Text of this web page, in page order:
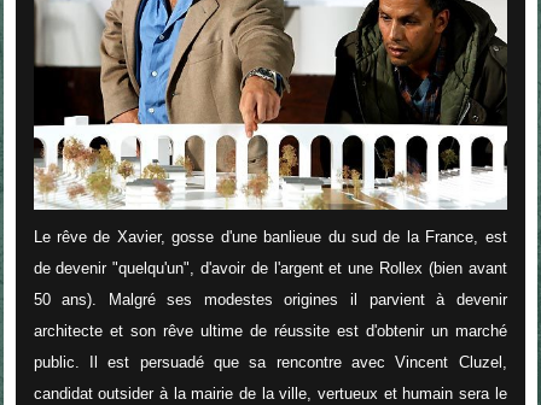
Le rêve de Xavier, gosse d'une banlieue du sud de la France, est
de devenir "quelqu'un", d'avoir de l'argent et une Rollex (bien avant
50 ans). Malgré ses modestes origines il parvient à devenir
architecte et son rêve ultime de réussite est d'obtenir un marché
public. Il est persuadé que sa rencontre avec Vincent Cluzel,
candidat outsider à la mairie de la ville, vertueux et humain sera le